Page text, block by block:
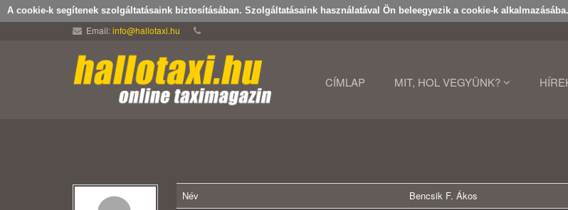
A cookie-k segítenek szolgáltatásaink biztosításában. Szolgáltatásaink használatával Ön beleegyezik a cookie-k alkalmazásába.
Email:info@hallotaxi.hu
CÍMLAP MIT, HOL VEGYÜNK?
Név
Bencsik F. Ákos